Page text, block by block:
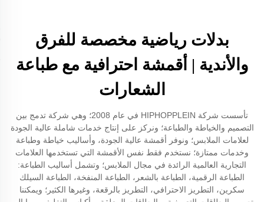
بدلات رياضية مخصصة للفرق
والأندية | أقمشة احترافية مع طباعة
الشعارات
تأسست شركة HIPHOPPLEIN في عام 2008؛ وهي شركة تدمج بين
التصميم والخياطة والطباعة؛ ونركز على إنتاج خدمات شاملة عالية الجودة
لعلامات الملابس؛ ونوفر أقمشة عالية الجودة، وأساليب خياطة وطباعة
وخدمات ممتازة؛ نستخدم فقط نفس الأقمشة التي تستخدمها العلامات
التجارية العالمية الرائدة في مجال الملابس؛ وتشمل أساليب الطباعة:
الطباعة الرقمية، الطباعة بالشعر، الطباعة المنفخة، الطباعة السيلك
سكرين، التطريز الاحترافي، التطريز بالرقعة، وغيرها الكثير؛ ويمكننا